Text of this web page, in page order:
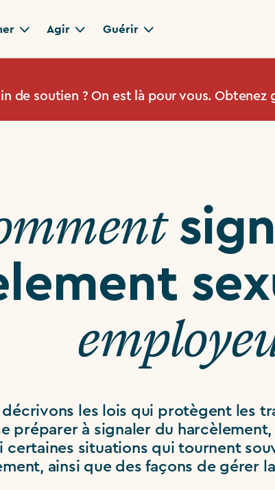
Agir Guérir
de soutien ? On est là pour vous.
les lois qui protègent les
préparer à signaler du
certaines situations qui tournent
ainsi que des façons de gérer